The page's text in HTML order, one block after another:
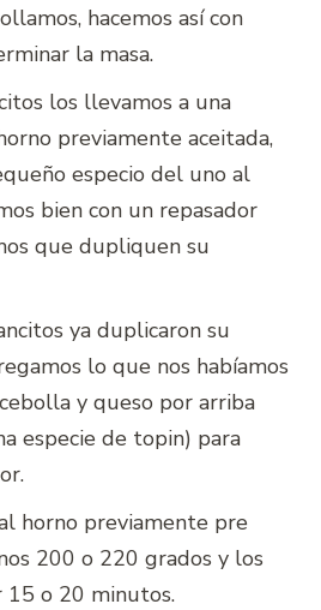
hacemos así con
la masa.
los llevamos a una
previamente aceitada,
especio del uno al
bien con un repasador
que dupliquen su
ya duplicaron su
lo que nos habíamos
y queso por arriba
especie de topin) para
horno previamente pre
200 o 220 grados y los
15 o 20 minutos.